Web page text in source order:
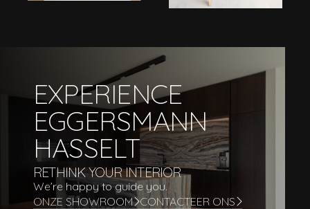
EXPERIENCE
EGGERSMANN
HASSELT
RETHINK YOUR INTERIOR
We’re happy to guide you.
ONZE SHOWROOM CONTACTEER ONS